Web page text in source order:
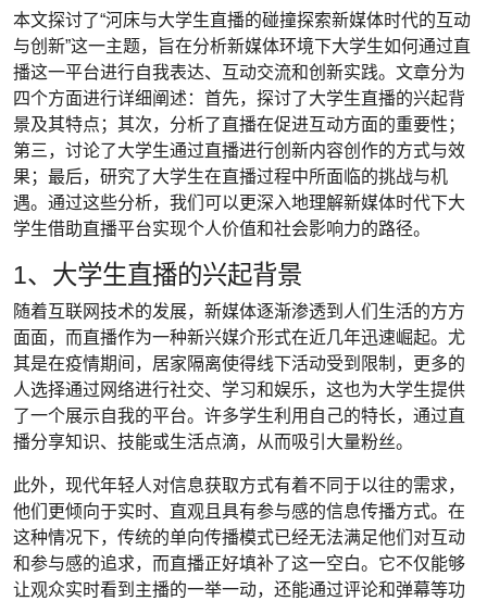
本文探讨了“河床与大学生直播的碰撞探索新媒体时代的互动
与创新”这一主题，旨在分析新媒体环境下大学生如何通过直
播这一平台进行自我表达、互动交流和创新实践。文章分为
四个方面进行详细阐述：首先，探讨了大学生直播的兴起背
景及其特点；其次，分析了直播在促进互动方面的重要性；
第三，讨论了大学生通过直播进行创新内容创作的方式与效
果；最后，研究了大学生在直播过程中所面临的挑战与机
遇。通过这些分析，我们可以更深入地理解新媒体时代下大
学生借助直播平台实现个人价值和社会影响力的路径。
1、大学生直播的兴起背景
随着互联网技术的发展，新媒体逐渐渗透到人们生活的方方
面面，而直播作为一种新兴媒介形式在近几年迅速崛起。尤
其是在疫情期间，居家隔离使得线下活动受到限制，更多的
人选择通过网络进行社交、学习和娱乐，这也为大学生提供
了一个展示自我的平台。许多学生利用自己的特长，通过直
播分享知识、技能或生活点滴，从而吸引大量粉丝。
此外，现代年轻人对信息获取方式有着不同于以往的需求，
他们更倾向于实时、直观且具有参与感的信息传播方式。在
这种情况下，传统的单向传播模式已经无法满足他们对互动
和参与感的追求，而直播正好填补了这一空白。它不仅能够
让观众实时看到主播的一举一动，还能通过评论和弹幕等功